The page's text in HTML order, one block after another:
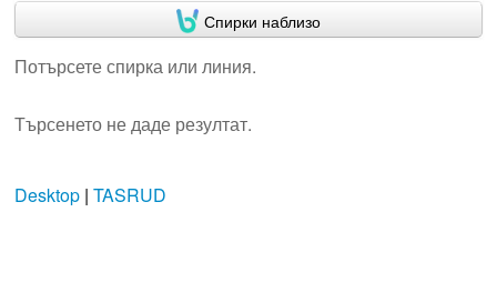
Спирки наблизо
Потърсете спирка или линия.
Търсенето не даде резултат.
Desktop| TASRUD